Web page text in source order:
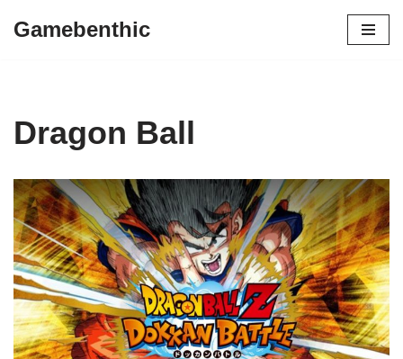
Gamebenthic
Dragon Ball